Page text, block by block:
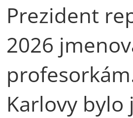
Prezident
2026
Karlovy